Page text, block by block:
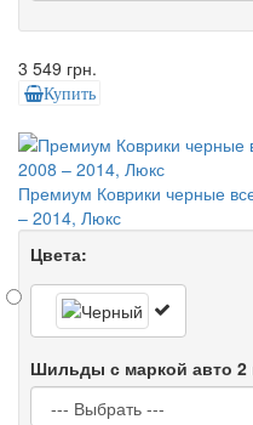
3 549 грн.
Купить
Премиум Коврики черные
– 2014, Люкс
Цвета:
Шильды с маркой авто 2